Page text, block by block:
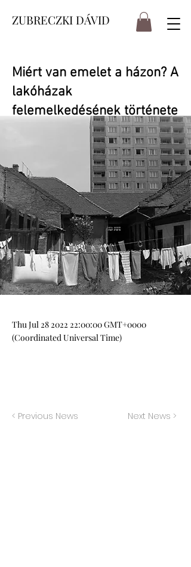
ZUBRECZKI DÁVID
Thu Jul28 2022 22:00:00 GMT+0000
(Coordinated Universal Time)
< Previous News Next News >
Miért van emelet a házon? A
lakóházak
felemelkedésének története